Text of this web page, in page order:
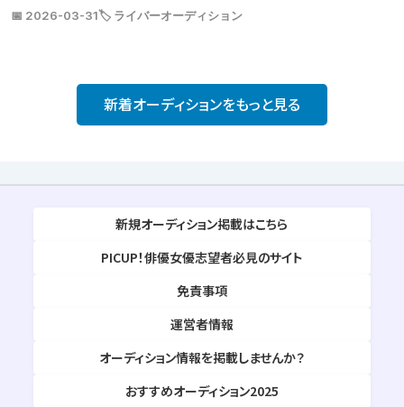
📅 2026-03-31🏷️ ライバーオーディション
新着オーディションをもっと見る
新規オーディション掲載はこちら
PICUP！俳優女優志望者必見のサイト
免責事項
運営者情報
オーディション情報を掲載しませんか？
おすすめオーディション2025